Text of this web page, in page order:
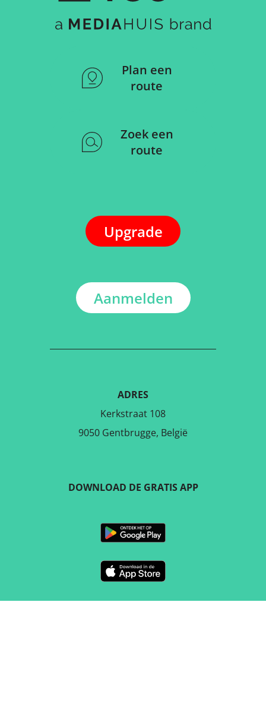
Plan een
route
Zoek een
route
Upgrade
Aanmelden
ADRES
Kerkstraat 108
9050 Gentbrugge, België
DOWNLOAD DE GRATIS APP